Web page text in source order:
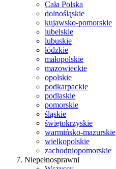
Cała Polska
dolnośląskie
kujawsko-pomorskie
lubelskie
lubuskie
łódzkie
małopolskie
mazowieckie
opolskie
podkarpackie
podlaskie
pomorskie
śląskie
świętokrzyskie
warmińsko-mazurskie
wielkopolskie
zachodniopomorskie
Niepełnosprawni